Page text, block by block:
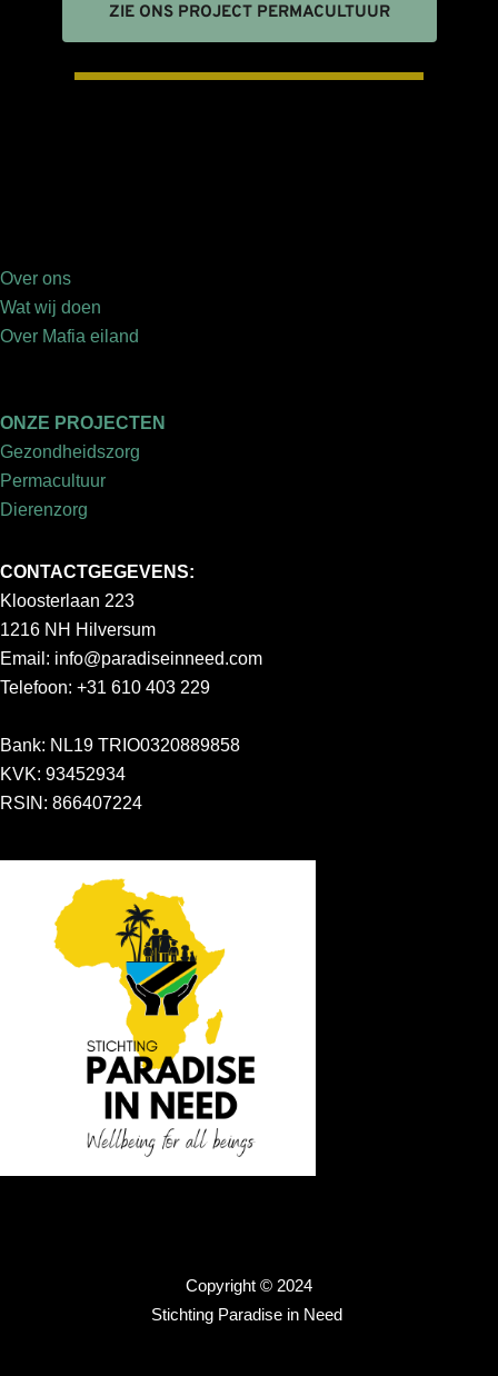
ZIE ONS PROJECT PERMACULTUUR
Over ons
Wat wij doen
Over Mafia eiland
ONZE PROJECTEN
Gezondheidszorg
Permacultuur
Dierenzorg
CONTACTGEGEVENS:
Kloosterlaan 223
1216 NH Hilversum
Email: info@paradiseinneed.com
Telefoon: +31 610 403 229
Bank: NL19 TRIO0320889858
KVK: 93452934
RSIN: 866407224
Copyright © 2024
Stichting Paradise in Need